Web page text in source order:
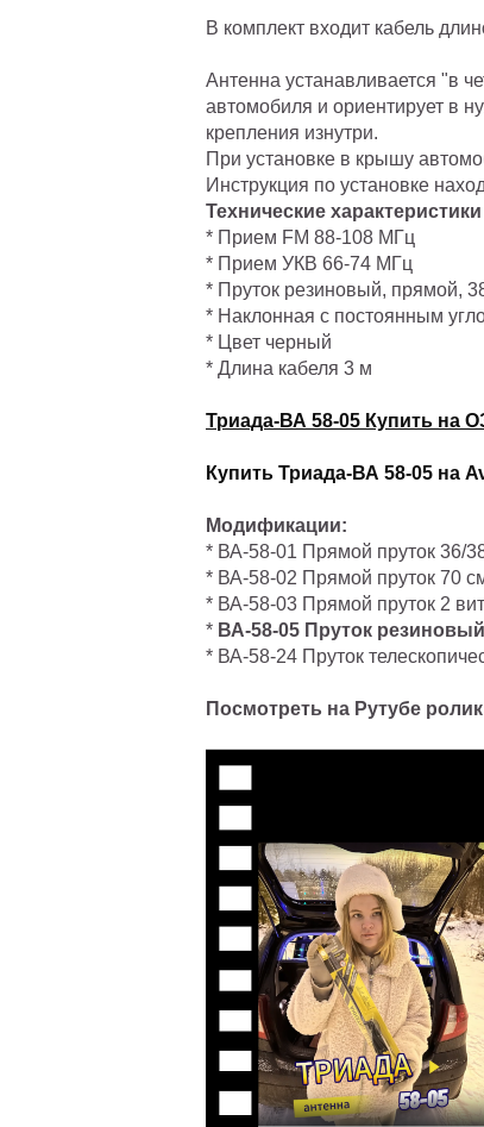
В комплект входит кабель
Антенна устанавливается "в
автомобиля и ориентирует в
крепления изнутри.
При установке в крышу
Инструкция по установке
Технические
* Прием FM 88-108 МГц
* Прием УКВ 66-74 МГц
* Пруток резиновый, прямой,
* Наклонная с постоянным
* Цвет черный
* Длина кабеля 3 м
Триада-ВА 58-05 Купить на
Купить Триада-ВА 58-05 на
Модификации:
* ВА-58-01 Прямой пруток 36/
* ВА-58-02 Прямой пруток 70
* ВА-58-03 Прямой пруток 2
* ВА-58-05 Пруток
* ВА-58-24 Пруток
Посмотреть на Рутубе